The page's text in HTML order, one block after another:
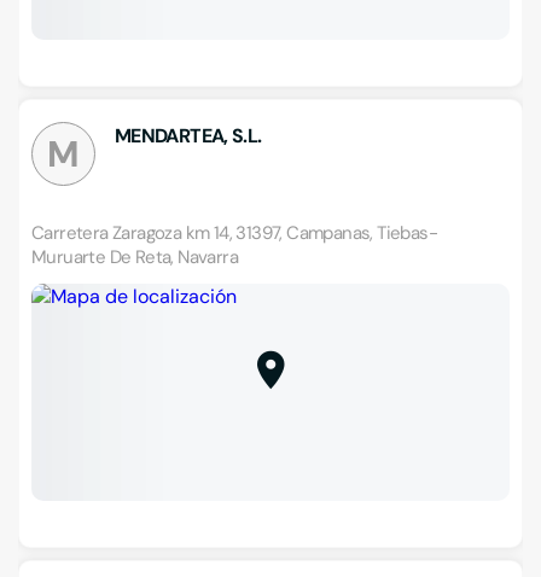
M MENDARTEA, S.L.
Carretera Zaragoza km 14, 31397, Campanas, Tiebas-
Muruarte De Reta, Navarra